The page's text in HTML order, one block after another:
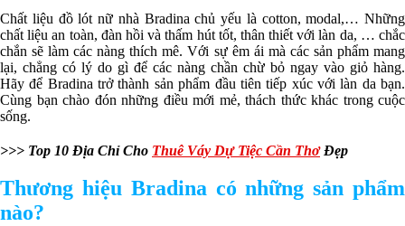
Chất liệu đồ lót nữ nhà Bradina chủ yếu là cotton, modal,… Những
chất liệu an toàn, đàn hồi và thấm hút tốt, thân thiết với làn da, … chắc
chắn sẽ làm các nàng thích mê. Với sự êm ái mà các sản phẩm mang
lại, chẳng có lý do gì để các nàng chần chừ bỏ ngay vào giỏ hàng.
Hãy để Bradina trở thành sản phẩm đầu tiên tiếp xúc với làn da bạn.
Cùng bạn chào đón những điều mới mẻ, thách thức khác trong cuộc
sống.
>>> Top 10 Địa Chỉ Cho Thuê Váy Dự Tiệc Cần ThơĐẹp
Thương hiệu Bradina có những sản phẩm
nào?